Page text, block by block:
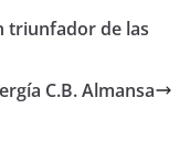
triunfador de las
C.B. Almansa